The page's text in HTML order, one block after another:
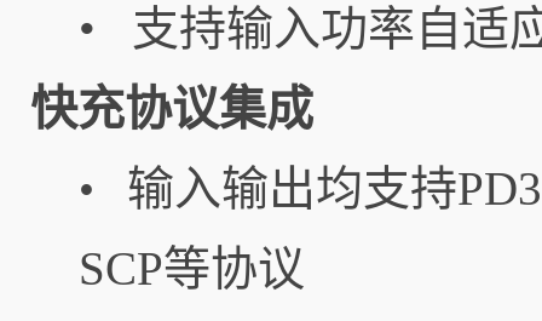
• 支持输入功率自适
快充协议集成
• 输入输出均支持
SCP等协议